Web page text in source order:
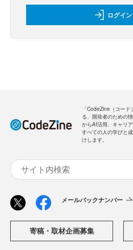
ログイン
「CodeZine（コー
る、開発者のための
からAI活用、キャリ
すべての人の学びと
けします。
メールバックナンバー
寄稿・取材企画募集